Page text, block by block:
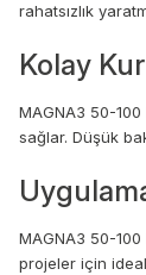
rahatsızlık
Kolay
MAGNA3 50-
sağlar. Düşük
MAGNA3 50-
projeler için ideal